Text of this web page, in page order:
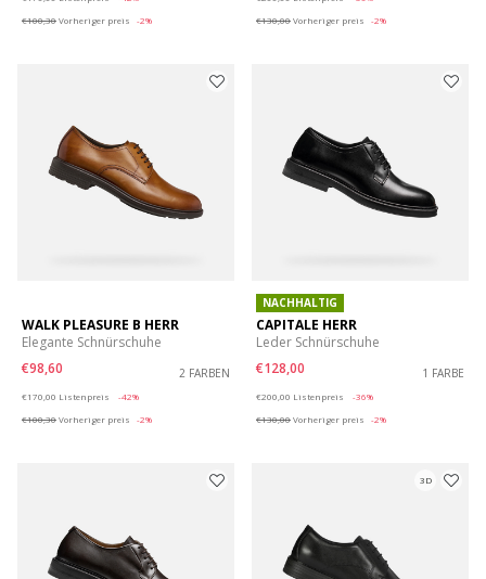
€100,30Vorheriger preis -2%
€130,00Vorheriger preis -2%
WALK PLEASURE B HERR
Elegante Schnürschuhe
€98,60
2 FARBEN
€170,00 Listenpreis
-42%
€100,30Vorheriger preis -2%
NACHHALTIG
CAPITALE HERR
Leder Schnürschuhe
€128,00
1 FARBE
€200,00 Listenpreis
-36%
€130,00Vorheriger preis -2%
3D